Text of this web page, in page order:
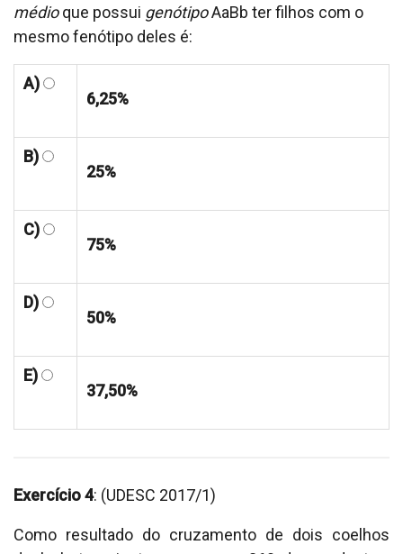
médioque possui genótipoAaBb ter filhos com o
mesmo fenótipo deles é:
A)
6,25%
B)
25%
C)
75%
D)
50%
E)
37,50%
Exercício 4: (UDESC 2017/1)
Como resultado do cruzamento de dois coelhos